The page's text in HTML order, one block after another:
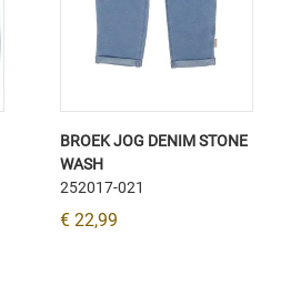
BROEK JOG DENIM STONE
WASH
252017-021
€ 22,99